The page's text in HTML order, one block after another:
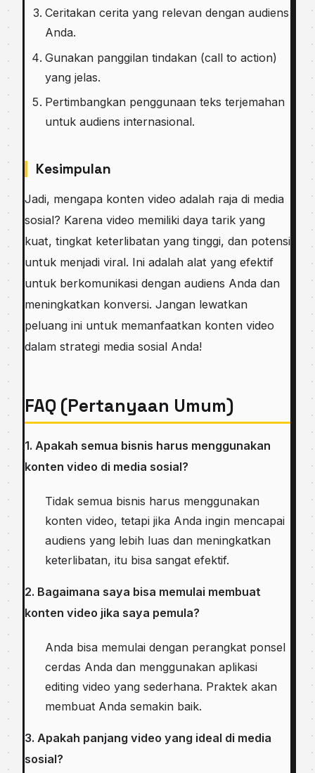
Ceritakan cerita yang relevan dengan audiens
Anda.
Gunakan panggilan tindakan (call to action)
yang jelas.
Pertimbangkan penggunaan teks terjemahan
untuk audiens internasional.
Kesimpulan
Jadi, mengapa konten video adalah raja di media
sosial? Karena video memiliki daya tarik yang
kuat, tingkat keterlibatan yang tinggi, dan potensi
untuk menjadi viral. Ini adalah alat yang efektif
untuk berkomunikasi dengan audiens Anda dan
meningkatkan konversi. Jangan lewatkan
peluang ini untuk memanfaatkan konten video
dalam strategi media sosial Anda!
FAQ (Pertanyaan Umum)
1. Apakah semua bisnis harus menggunakan
konten video di media sosial?
Tidak semua bisnis harus menggunakan
konten video, tetapi jika Anda ingin mencapai
audiens yang lebih luas dan meningkatkan
keterlibatan, itu bisa sangat efektif.
2. Bagaimana saya bisa memulai membuat
konten video jika saya pemula?
Anda bisa memulai dengan perangkat ponsel
cerdas Anda dan menggunakan aplikasi
editing video yang sederhana. Praktek akan
membuat Anda semakin baik.
3. Apakah panjang video yang ideal di media
sosial?